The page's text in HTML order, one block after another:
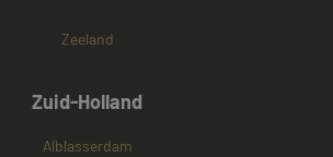
Zeeland
Zuid-Holland
Alblasserdam